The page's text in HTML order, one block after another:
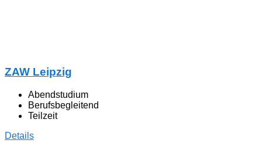
ZAW Leipzig
Abendstudium
Berufsbegleitend
Teilzeit
Details